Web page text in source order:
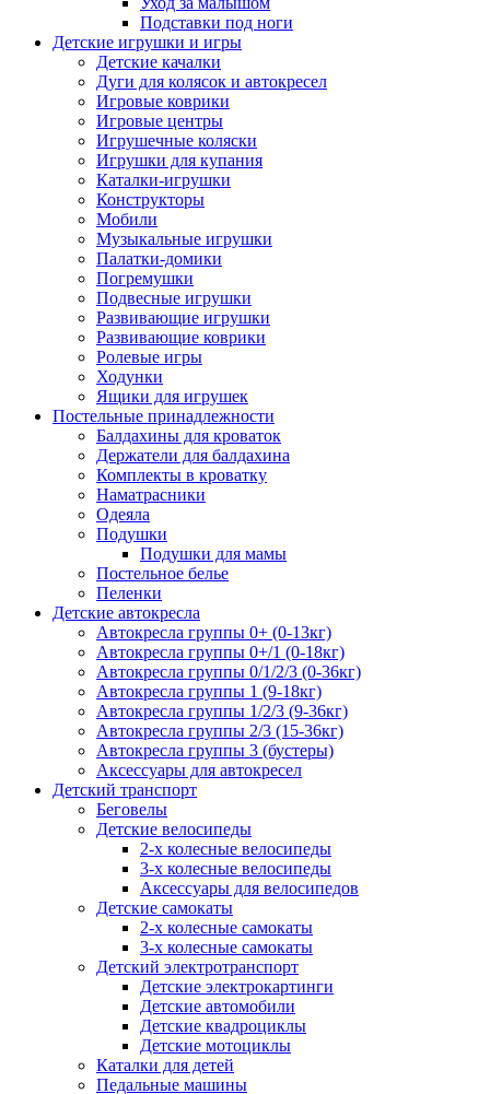
Подставки под ноги
Детские игрушки и игры
Детские качалки
Дуги для колясок и автокресел
Игровые коврики
Игровые центры
Игрушечные коляски
Игрушки для купания
Каталки-игрушки
Конструкторы
Мобили
Музыкальные игрушки
Палатки-домики
Погремушки
Подвесные игрушки
Развивающие игрушки
Развивающие коврики
Ролевые игры
Ходунки
Ящики для игрушек
Постельные принадлежности
Балдахины для кроваток
Держатели для балдахина
Комплекты в кроватку
Наматрасники
Одеяла
Подушки
Подушки для мамы
Постельное белье
Пеленки
Детские автокресла
Автокресла группы 0+ (0-13кг)
Автокресла группы 0+/1 (0-18кг)
Автокресла группы 0/1/2/3 (0-36кг)
Автокресла группы 1 (9-18кг)
Автокресла группы 1/2/3 (9-36кг)
Автокресла группы 2/3 (15-36кг)
Автокресла группы 3 (бустеры)
Аксессуары для автокресел
Детский транспорт
Беговелы
Детские велосипеды
2-х колесные велосипеды
3-х колесные велосипеды
Аксессуары для велосипедов
Детские самокаты
2-х колесные самокаты
3-х колесные самокаты
Детский электротранспорт
Детские электрокартинги
Детские автомобили
Детские квадроциклы
Детские мотоциклы
Каталки для детей
Педальные машины